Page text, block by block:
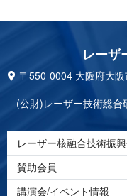
レーザ
〒550-0004 大阪府大
(公財)レーザー技術総
レーザー核融合技術振
賛助会員
講演会/イベント情報